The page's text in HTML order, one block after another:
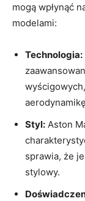
mogą wpłynąć
modelami:
Technologia:
Styl: Aston
sprawia, że
stylowy.